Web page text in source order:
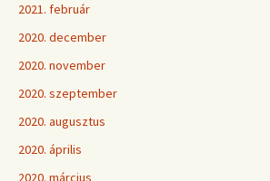
2021. február
2020. december
2020. november
2020. szeptember
2020. augusztus
2020. április
2020. március